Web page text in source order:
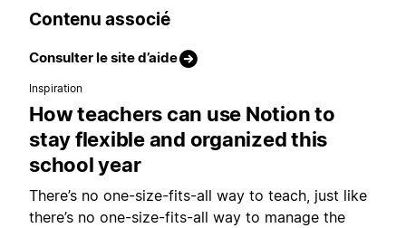
Contenu associé
Consulter le site d’aide
Inspiration
How teachers can use Notion to
stay flexible and organized this
school year
There’s no one-size-fits-all way to teach, just like
there’s no one-size-fits-all way to manage the